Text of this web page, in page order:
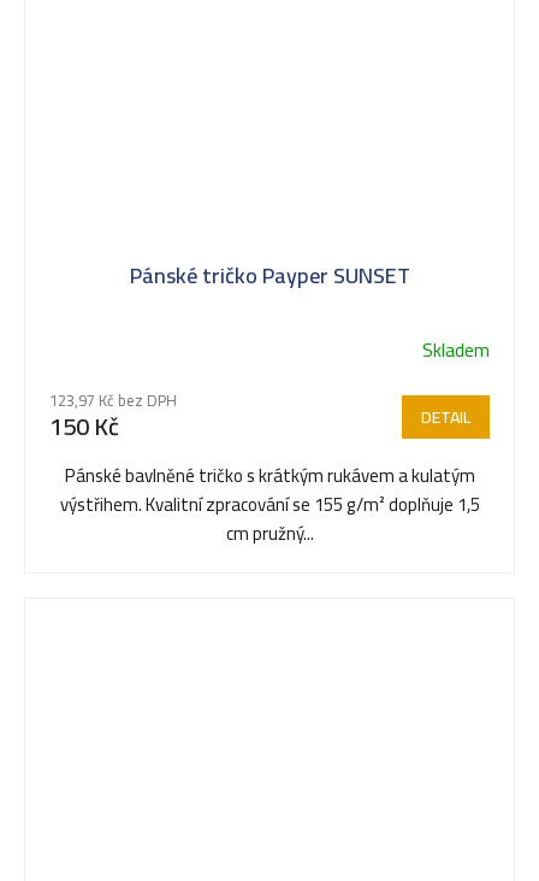
Pánské tričko Payper SUNSET
Skladem
123,97 Kč bez DPH
150 Kč DETAIL
Pánské bavlněné tričko s krátkým rukávem a kulatým
výstřihem. Kvalitní zpracování se 155 g/m² doplňuje 1,5
cm pružný...